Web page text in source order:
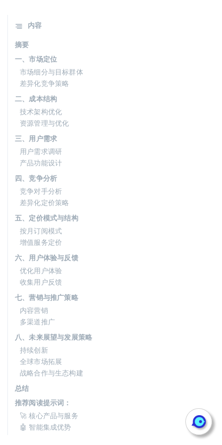
内容
摘要
一、市场定位
市场细分与目标群体
差异化竞争策略
二、成本结构
技术架构优化
资源管理与优化
三、用户需求
用户需求调研
产品功能设计
四、竞争分析
竞争对手分析
差异化定价策略
五、定价模式与结构
按月订阅模式
增值服务定价
六、用户体验与反馈
优化用户体验
收集用户反馈
七、营销与推广策略
内容营销
多渠道推广
八、未来展望与发展策略
持续创新
全球市场拓展
战略合作与生态构建
总结
推荐阅读提示词：
🚀 核心产品与服务
🤖 智能集成优势